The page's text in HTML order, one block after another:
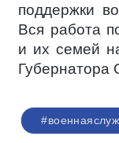
поддержки
Вся работа
и их семей
Губернатора